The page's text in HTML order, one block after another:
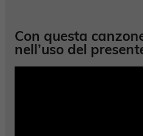
Con questa
nell’uso del